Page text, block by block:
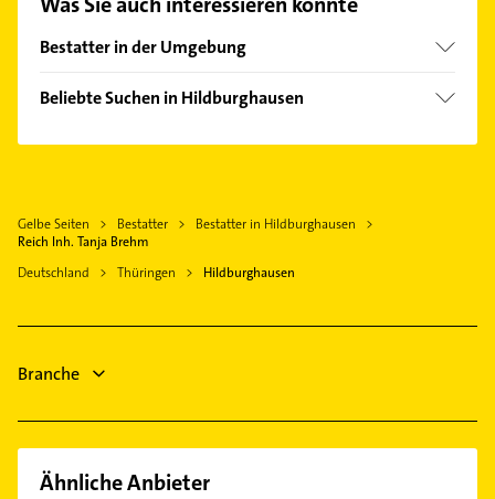
finden Sie alleKontaktdaten.
Bestatter in der Umgebung
Bad Rodach
Eisfeld
Coburg
Rödental
Seßlach
Meiningen
Beliebte Suchen in Hildburghausen
Immobilien
Gartenbau & Landschaftsbau
Lüftungsanlagen
Heizungsbauer
Gelbe Seiten Bestatter
Bestatter in Hildburghausen
Reich Inh. Tanja Brehm
Deutschland
Thüringen Hildburghausen
Branche
Ähnliche Anbieter